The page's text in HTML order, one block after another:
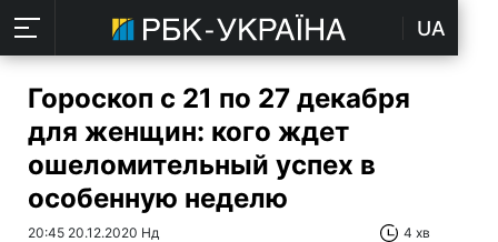
UA
Гороскоп с 21 по 27 декабря
для женщин: кого ждет
ошеломительный успех в
особенную неделю
20:45 20.12.2020 Нд 4 хв